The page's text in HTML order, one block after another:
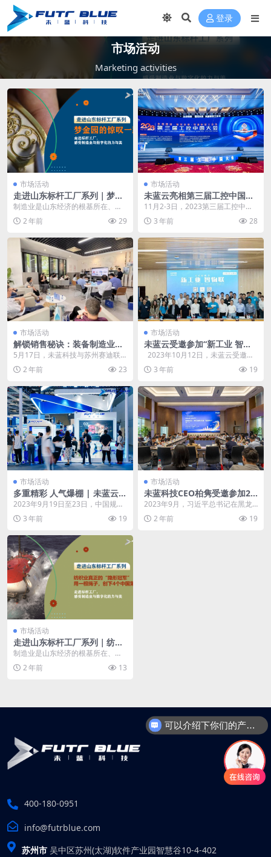
登录
市场活动
Marketing activities
市场活动
走进山东标杆工厂系列｜梦金
园的惊叹一跃
制造业是山东经济的根基所在、优
势所在。山东也是唯一拥有全部41
个工业大类的省份，...
2 年前 29
市场活动
未蓝云亮相第三届工控中国大
会 赋能新型工业化高质量发展
11月2-3日，2023第三届工控中国
大会在苏州太湖国际会议中心召
开。本届大会由...
3 年前 28
市场活动
解锁销售秘诀：装备制造业业
务优化的驱动力
5月17日，未蓝科技与苏州赛迪联
合主办的以“装备制造业如何通过销
售自动化软件CP...
2 年前 23
市场活动
未蓝云受邀参加“新工业 智物
联”CEO峰会 为永康制造业C2
M柔性制造数智化转型升级赋
能
2023年10月12日，未蓝云受邀参
加工控兄弟连新工业 智物联CE...
3 年前 19
市场活动
多重精彩 人气爆棚 | 未蓝云工
博会之行圆满收官
2023年9月19日至23日，中国规模
最大、最具影响力的国家级工业盛
会——中国工...
3 年前 19
市场活动
未蓝科技CEO柏隽受邀参加21
世纪卓越董事会（苏州站） 共
话“新质生产力”驱动未来工业
革新之路
2023年9月，习近平总书记在黑龙
江考察调研期间首次提到“新质生产
力”，强调要整...
2 年前 19
市场活动
走进山东标杆工厂系列｜纺织
业真正的“隐形冠军”：用一根
制造业是山东经济的根基所在、优
势所在。山东也是唯一拥有全部41
个工业大类的省份，...
2 年前 13
400-180-0951
info@futrblue.com
苏州市 吴中区苏州(太湖)软件产业园智慧谷10-4-402
可以介绍下你们的产品吗?